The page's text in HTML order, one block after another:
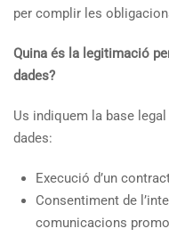
per complir les
Quina és la legitimació
dades?
Us indiquem la base
dades:
Execució d’un
Consentiment de
comunicacions